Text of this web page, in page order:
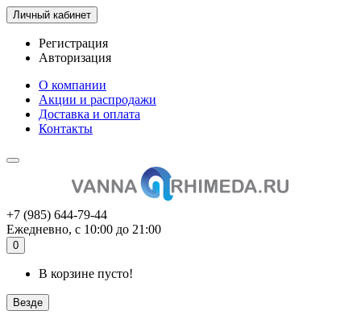
Личный кабинет
Регистрация
Авторизация
О компании
Акции и распродажи
Доставка и оплата
Контакты
+7 (985) 644-79-44
Ежедневно, с 10:00 до 21:00
0
В корзине пусто!
Везде